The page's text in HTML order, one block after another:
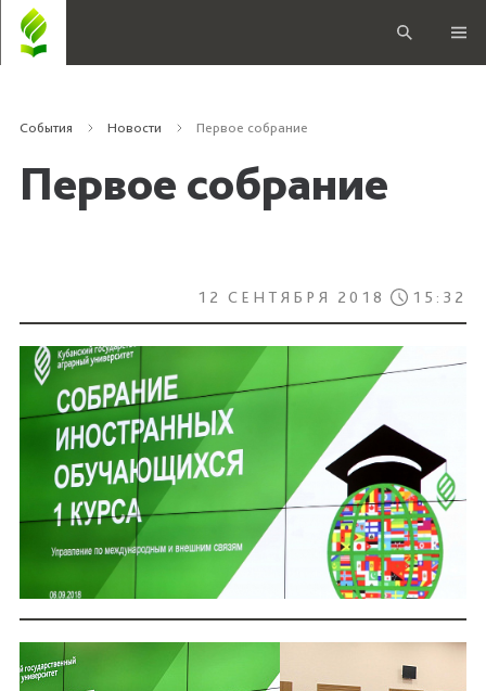
События Новости Первое собрание
Первое собрание
12 СЕНТЯБРЯ 2018 15:32